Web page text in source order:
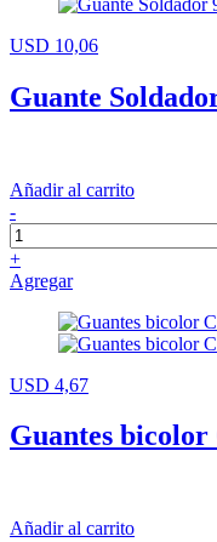
USD 10,06
Guante
Añadir al carrito
-
+
Agregar
USD 4,67
Guantes
Añadir al carrito